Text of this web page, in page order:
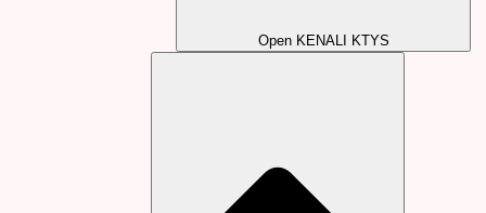
Open KENALI KTYS